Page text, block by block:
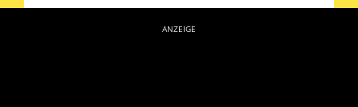
ANZEIGE